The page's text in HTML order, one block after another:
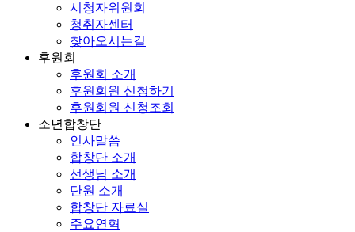
시청자위원회
청취자센터
찾아오시는길
후원회
후원회 소개
후원회원 신청하기
후원회원 신청조회
소년합창단
인사말씀
합창단 소개
선생님 소개
단원 소개
합창단 자료실
주요연혁